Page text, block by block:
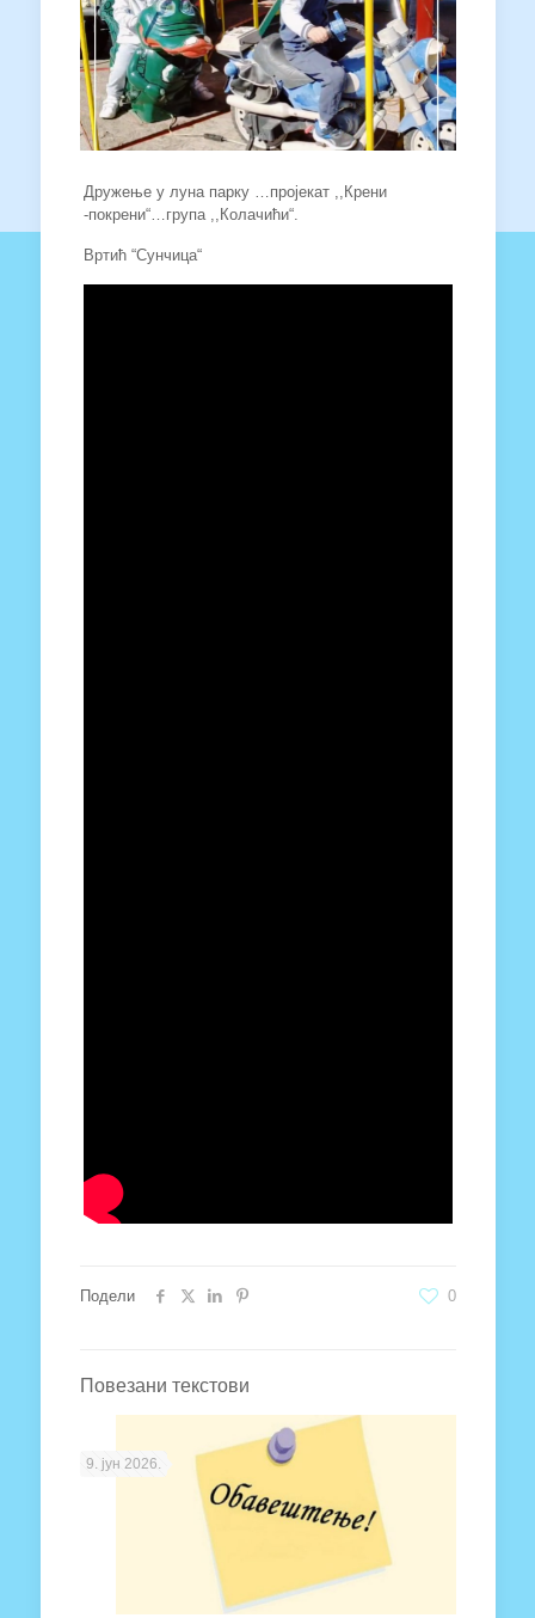
Дружење у луна парку …пројекат ,,Крени
-покрени“…група ,,Колачићи“.
Вртић “Сунчица“
Подели 0
Повезани текстови
9. јун 2026.